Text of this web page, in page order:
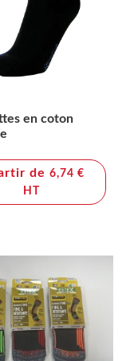
en coton
de6,74 €
HT